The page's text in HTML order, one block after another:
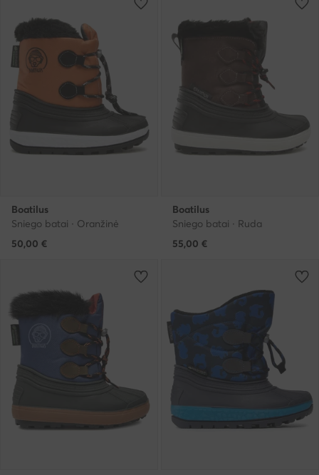
Boatilus
Sniego batai · Oranžinė
50,00 €
Boatilus
Sniego batai · Ruda
55,00 €